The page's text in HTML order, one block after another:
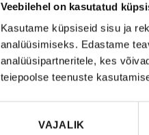
Veebilehel on kasutatud
Kasutame küpsiseid sisu ja
analüüsimiseks. Edastame
analüüsipartneritele, kes
teiepoolse teenuste
VAJALIK